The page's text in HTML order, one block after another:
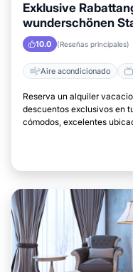
Exklusive
wunderschönen
10.0 (Reseñas principales)
Aire acondicionado
Reserva un alquiler
descuentos exclusivos en
cómodos, excelentes